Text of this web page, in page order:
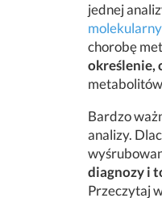
jednej
molekularny
chorobę
określenie,
Bardzo
analizy.
diagnozy i
Przeczytaj